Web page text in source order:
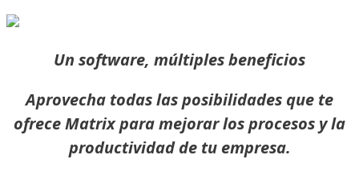
Un software, múltiples beneficios
Aprovecha todas las posibilidades que te
ofreceMatrixpara mejorar los procesos y la
productividad de tu empresa.